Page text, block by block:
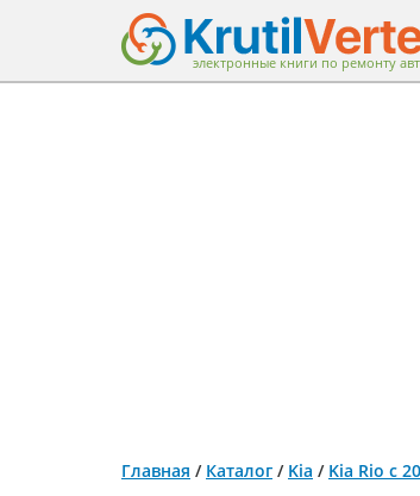
электронные книги по ремонту
Главная / Каталог / Kia / Kia Rio с